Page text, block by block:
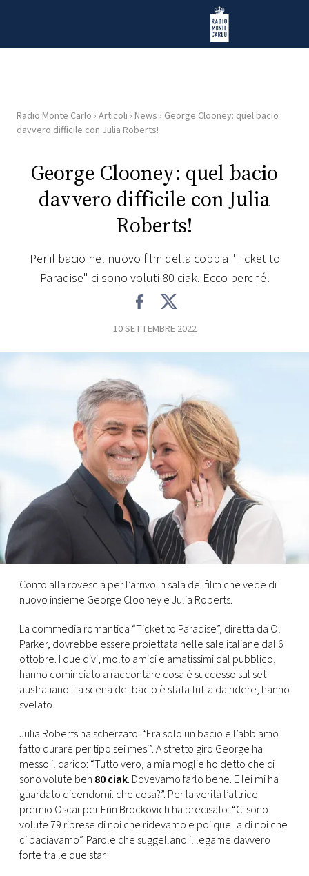
Radio Monte Carlo
HOME
RADIO
WEB
PLAYLIST
VIDEO
TV
PRINCIPATO
DI
MONACO
RMC
CONSIGLIA
Radio Monte Carlo › Articoli › News › George Clooney: quel bacio
davvero difficile con Julia Roberts!
George Clooney: quel bacio
davvero difficile con Julia
Roberts!
Per il bacio nel nuovo film della coppia "Ticket to
Paradise" ci sono voluti 80 ciak. Ecco perché!
10 SETTEMBRE 2022
Conto alla rovescia per l’arrivo in sala del film che vede di
nuovo insieme George Clooney e Julia Roberts.
La commedia romantica “Ticket to Paradise”, diretta da Ol
Parker, dovrebbe essere proiettata nelle sale italiane dal 6
ottobre. I due divi, molto amici e amatissimi dal pubblico,
hanno cominciato a raccontare cosa è successo sul set
australiano. La scena del bacio è stata tutta da ridere, hanno
svelato.
Julia Roberts ha scherzato: “Era solo un bacio e l’abbiamo
fatto durare per tipo sei mesi”. A stretto giro George ha
messo il carico: “Tutto vero, a mia moglie ho detto che ci
sono volute ben 80 ciak. Dovevamo farlo bene. E lei mi ha
guardato dicendomi: che cosa?”. Per la verità l’attrice
premio Oscar per Erin Brockovich ha precisato: “Ci sono
volute 79 riprese di noi che ridevamo e poi quella di noi che
ci baciavamo”. Parole che suggellano il legame davvero
forte tra le due star.